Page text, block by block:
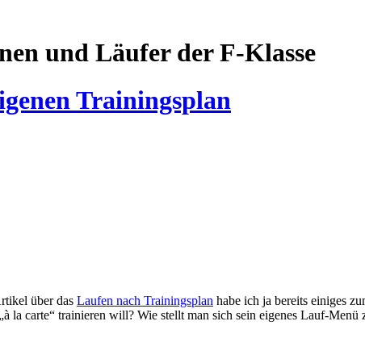
und Läufer der F-Klasse
Trainingsplan
über das Laufen nach Trainingsplan habe ich ja bereits einiges
la carte“ trainieren will? Wie stellt man sich sein eigenes Lauf-